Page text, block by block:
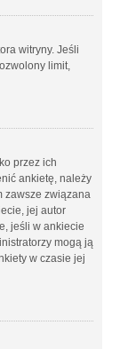
witryny. Jeśli
limit,
przez ich
ankietę, należy
zawsze związana
jej autor
jeśli w ankiecie
mogą ją
w czasie jej